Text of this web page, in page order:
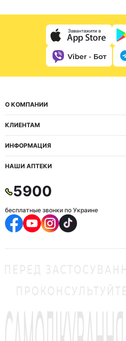
О КОМПАНИИ
КЛИЕНТАМ
ИНФОРМАЦИЯ
НАШИ АПТЕКИ
5900
бесплатные звонки по Украине